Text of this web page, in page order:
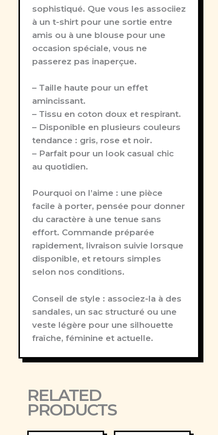
sophistiqué. Que vous les associiez
à un t-shirt pour une sortie entre
amis ou à une blouse pour une
occasion spéciale, vous ne
passerez pas inaperçue.
– Taille haute pour un effet
amincissant.
– Tissu en coton doux et respirant.
– Disponible en plusieurs couleurs
tendance : gris, rose et noir.
– Parfait pour un look casual chic
au quotidien.
Pourquoi on l’aime : une pièce
facile à porter, pensée pour donner
du caractère à une tenue sans
effort. Commande préparée
rapidement, livraison suivie lorsque
disponible, et retours simples
selon nos conditions.
Conseil de style : associez-la à des
sandales, un sac structuré ou une
veste légère pour une silhouette
fraîche, féminine et actuelle.
RELATED
PRODUCTS